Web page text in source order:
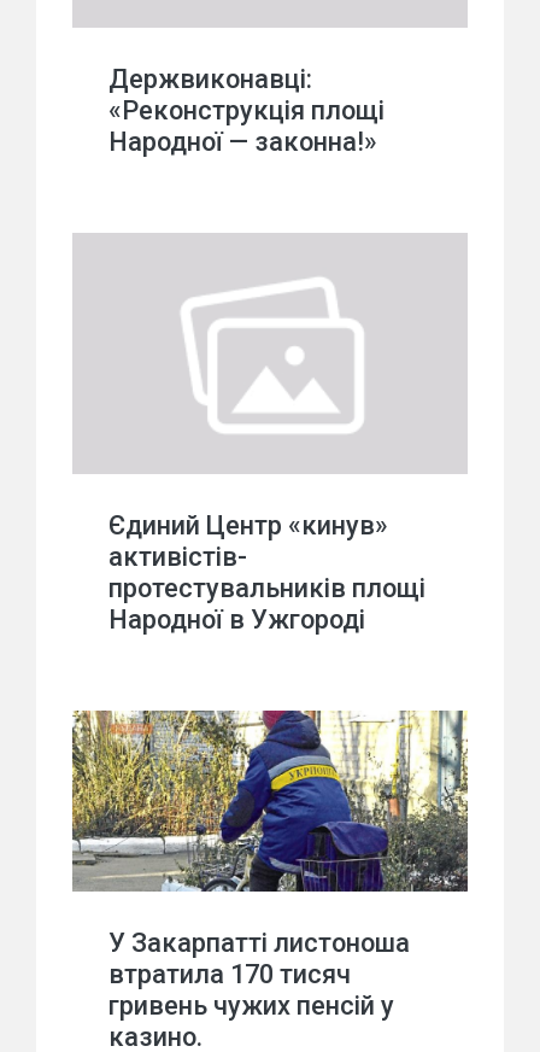
Держвиконавці:
«Реконструкція площі
Народної — законна!»
Єдиний Центр «кинув»
активістів-
протестувальників площі
Народної в Ужгороді
У Закарпатті листоноша
втратила 170 тисяч
гривень чужих пенсій у
казино.